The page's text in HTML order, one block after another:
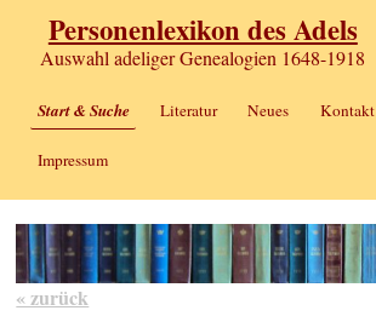
Personenlexikon des Adels
Auswahl adeliger Genealogien 1648-1918
Start & Suche Literatur Neues Kontakt
Impressum
« zurück